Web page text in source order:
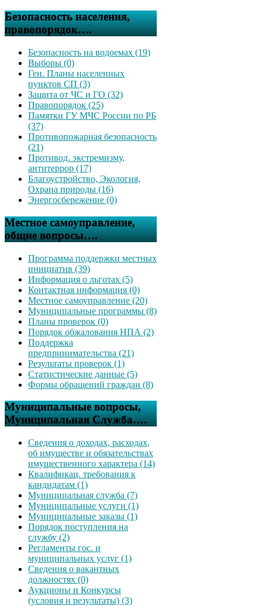
Безопасность населения,
правопорядок….
Безопасность на водоемах (19)
Выборы (0)
Ген. Планы населенных
пунктов СП (3)
Защита от ЧС и ГО (32)
Правопорядок (25)
Памятки ГУ МЧС России по РБ
(37)
Противопожарная безопасность
(21)
Противод. экстремизму,
антитеррор (17)
Благоустройство, Экология,
Охрана природы (16)
Энергосбережение (0)
Местное самоуправление,
общие вопросы….
Программа поддержки местных
инициатив (39)
Информация о льготах (5)
Контактная информация (0)
Местное самоуправление (20)
Муниципальные программы (8)
Планы проверок (0)
Порядок обжалования НПА (2)
Поддержка
предпринимательства (21)
Результаты проверок (1)
Статистические данные (5)
Формы обращений граждан (8)
Муниципальные вопросы,
Муниципальная Служба….
Сведения о доходах, расходах,
об имуществе и обязательствах
имущественного характера (14)
Квалификац. требования к
кандидатам (1)
Муниципальная служба (7)
Муниципальные услуги (1)
Муниципальные заказы (1)
Порядок поступления на
службу (2)
Регламенты гос. и
муниципальных услуг (1)
Сведения о вакантных
должностях (0)
Аукционы и Конкурсы
(условия и результаты) (3)